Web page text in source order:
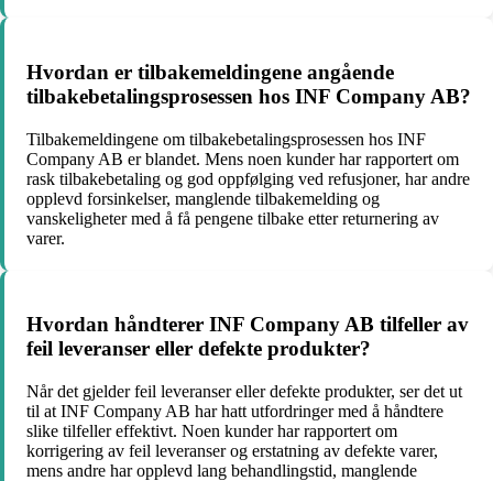
Hvordan er tilbakemeldingene angående
tilbakebetalingsprosessen hos INF Company AB?
Tilbakemeldingene om tilbakebetalingsprosessen hos INF
Company AB er blandet. Mens noen kunder har rapportert om
rask tilbakebetaling og god oppfølging ved refusjoner, har andre
opplevd forsinkelser, manglende tilbakemelding og
vanskeligheter med å få pengene tilbake etter returnering av
varer.
Hvordan håndterer INF Company AB tilfeller av
feil leveranser eller defekte produkter?
Når det gjelder feil leveranser eller defekte produkter, ser det ut
til at INF Company AB har hatt utfordringer med å håndtere
slike tilfeller effektivt. Noen kunder har rapportert om
korrigering av feil leveranser og erstatning av defekte varer,
mens andre har opplevd lang behandlingstid, manglende